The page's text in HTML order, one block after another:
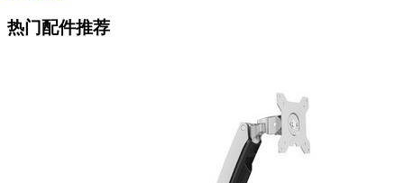
热门配件推荐